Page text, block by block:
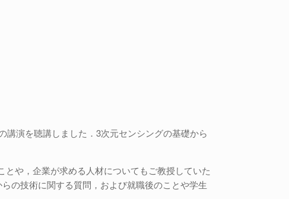
演を聴講しました．3次元センシングの基礎から
や，企業が求める人材についてもご教授していた
の技術に関する質問，および就職後のことや学生